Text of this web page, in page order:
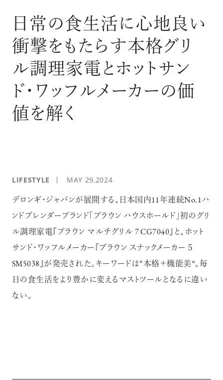
日常の食生活に心地良い
衝撃をもたらす本格グリ
ル調理家電とホットサン
ド・ワッフルメーカーの価
値を解く
LIFESTYLE MAY 29,2024
デロンギ・ジャパンが展開する、日本国内11年連続No.1ハ
ンドブレンダーブランド「ブラウン ハウスホールド」初のグリ
ル調理家電『ブラウン マルチグリル 7 CG7040』と、ホット
サンド・ワッフルメーカー『ブラウン スナックメーカー ５
SM5038』が発売された。キーワードは“本格＋機能美”。毎
日の食生活をより豊かに変えるマストツールとなるに違い
ない。